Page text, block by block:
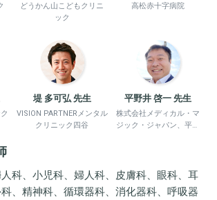
どうかん山こどもクリニ
ック
高松赤十字病院
堤 多可弘 先生
VISION PARTNERメンタル
クリニック四谷
平野井 啓一 先生
株式会社メディカル・マ
ジック・ジャパン、平野
科、小児科、婦人科、皮膚科、眼科、耳
、精神科、循環器科、消化器科、呼吸器